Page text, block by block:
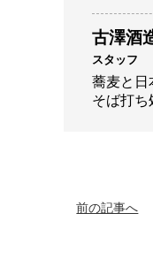
古澤酒
スタッフ
蕎麦と日
そば打ち
前の記事へ